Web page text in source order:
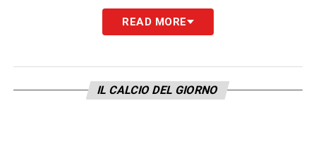
LA PLAYLIST DELLE NOSTRE TOP NEWS
READ MORE
IL CALCIO DEL GIORNO